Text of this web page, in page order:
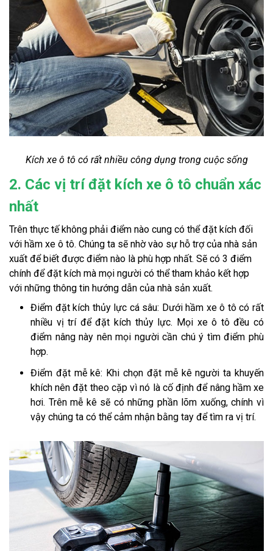
Kích xe ô tô có rất nhiều công dụng trong cuộc sống
2. Các vị trí đặt kích xe ô tô chuẩn xác
nhất
Trên thực tế không phải điểm nào cung có thể đặt kích đối
với hầm xe ô tô. Chúng ta sẽ nhờ vào sự hỗ trợ của nhà sản
xuất để biết được điểm nào là phù hợp nhất. Sẽ có 3 điểm
chính để đặt kích mà mọi người có thể tham khảo kết hợp
với những thông tin hướng dẫn của nhà sản xuất.
Điểm đặt kích thủy lực cá sâu: Dưới hầm xe ô tô có rất
nhiều vị trí để đặt kích thủy lực. Mọi xe ô tô đều có
điểm nâng này nên mọi người cần chú ý tìm điểm phù
hợp.
Điểm đặt mễ kê: Khi chọn đặt mễ kê người ta khuyến
khích nên đặt theo cặp vì nó là cố định để nâng hầm xe
hơi. Trên mễ kê sẽ có những phần lõm xuống, chính vì
vậy chúng ta có thể cảm nhận bằng tay để tìm ra vị trí.